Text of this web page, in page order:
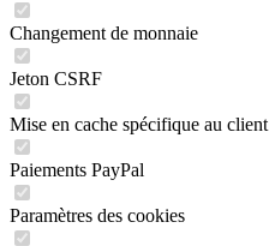
Changement de monnaie
Jeton CSRF
Mise en cache spécifique au client
Paiements PayPal
Paramètres des cookies